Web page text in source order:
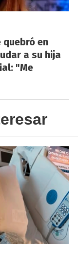
quebró en
a su hija
"Me